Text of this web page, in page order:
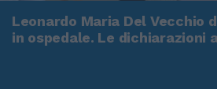
Leonardo Maria Del Vecchio
in ospedale. Le dichiarazioni